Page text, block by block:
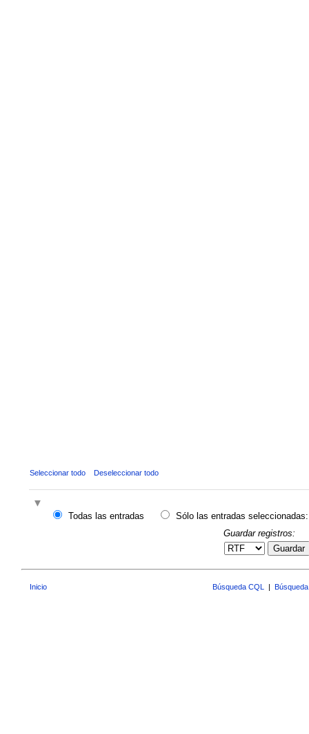
Seleccionar todo Deseleccionar todo
Todas las entradas
Sólo las entradas seleccionadas:
Guardar registros:
Guardar
Inicio Búsqueda CQL